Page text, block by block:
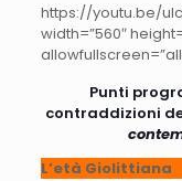
https://youtu.be/
width=”560″
Punti
contraddizioni
L’età Giolittiana